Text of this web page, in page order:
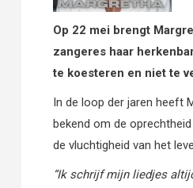
Op 22 mei brengt
zangeres haar
te koesteren en niet te
In de loop der jaren heeft
bekend om de oprechtheid
de vluchtigheid van het
“Ik schrijf mijn liedjes